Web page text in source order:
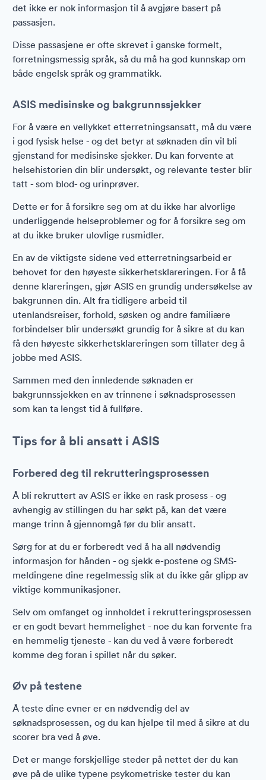
det ikke er nok informasjon til å avgjøre basert på
passasjen.
Disse passasjene er ofte skrevet i ganske formelt,
forretningsmessig språk, så du må ha god kunnskap om
både engelsk språk og grammatikk.
ASIS medisinske og bakgrunnssjekker
For å være en vellykket etterretningsansatt, må du være
i god fysisk helse - og det betyr at søknaden din vil bli
gjenstand for medisinske sjekker. Du kan forvente at
helsehistorien din blir undersøkt, og relevante tester blir
tatt - som blod- og urinprøver.
Dette er for å forsikre seg om at du ikke har alvorlige
underliggende helseproblemer og for å forsikre seg om
at du ikke bruker ulovlige rusmidler.
En av de viktigste sidene ved etterretningsarbeid er
behovet for den høyeste sikkerhetsklareringen. For å få
denne klareringen, gjør ASIS en grundig undersøkelse av
bakgrunnen din. Alt fra tidligere arbeid til
utenlandsreiser, forhold, søsken og andre familiære
forbindelser blir undersøkt grundig for å sikre at du kan
få den høyeste sikkerhetsklareringen som tillater deg å
jobbe med ASIS.
Sammen med den innledende søknaden er
bakgrunnssjekken en av trinnene i søknadsprosessen
som kan ta lengst tid å fullføre.
Tips for å bli ansatt i ASIS
Forbered deg til rekrutteringsprosessen
Å bli rekruttert av ASIS er ikke en rask prosess - og
avhengig av stillingen du har søkt på, kan det være
mange trinn å gjennomgå før du blir ansatt.
Sørg for at du er forberedt ved å ha all nødvendig
informasjon for hånden - og sjekk e-postene og SMS-
meldingene dine regelmessig slik at du ikke går glipp av
viktige kommunikasjoner.
Selv om omfanget og innholdet i rekrutteringsprosessen
er en godt bevart hemmelighet - noe du kan forvente fra
en hemmelig tjeneste - kan du ved å være forberedt
komme deg foran i spillet når du søker.
Øv på testene
Å teste dine evner er en nødvendig del av
søknadsprosessen, og du kan hjelpe til med å sikre at du
scorer bra ved å øve.
Det er mange forskjellige steder på nettet der du kan
øve på de ulike typene psykometriske tester du kan